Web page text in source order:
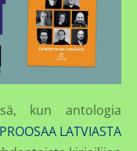
kun antologia
LATVIASTA